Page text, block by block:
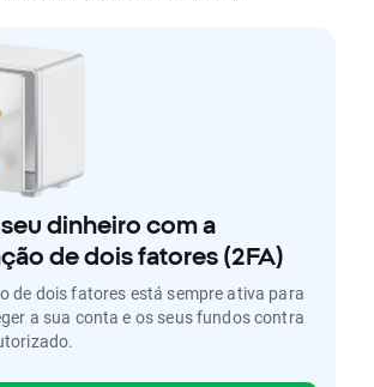
dinheiro com a
de dois fatores (2FA)
de dois fatores está sempre ativa para
a sua conta e os seus fundos contra